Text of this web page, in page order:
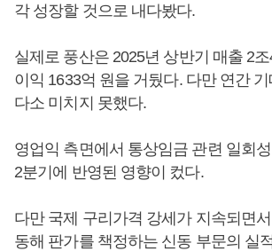
각 성장할 것으로 내다봤다.
실제로 풍산은 2025년 상반기 매출 2
이익 1633억 원을 거뒀다. 다만 연간
다소 미치지 못했다.
영업익 측면에서 통상임금 관련 일회
2분기에 반영된 영향이 컸다.
다만 국제 구리가격 강세가 지속되면
동해 판가를 책정하는 신동 부문의 실